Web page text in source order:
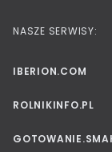
NASZE SERWISY:
IBERION.COM
ROLNIKINFO.PL